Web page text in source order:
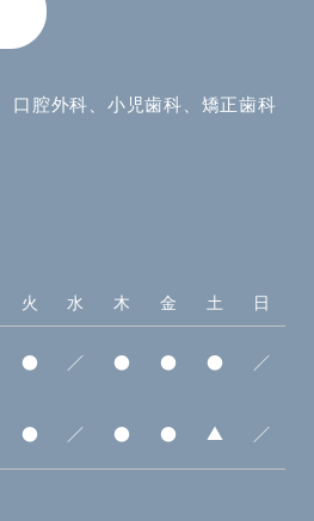
口腔外科、小児歯科、矯正歯科
火 水 木 金 土 日
● ／ ● ● ● ／
● ／ ● ● ▲ ／